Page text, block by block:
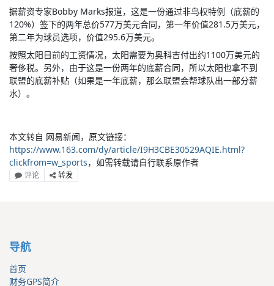
据薪资专家Bobby Marks报道，这是一份通过非鸟权特例（底薪的
120%）签下的两年总价577万美元合同，第一年价值281.5万美元，
第二年为球员选项，价值295.6万美元。
按照太阳目前的工资情况，太阳需要为奥科吉付出约1100万美元的
奢侈税。另外，由于这是一份两年的底薪合同，所以太阳也拿不到
联盟的底薪补贴（如果是一年底薪，那么联盟会帮球队出一部分薪
水）。
本文转自 网易新闻，原文链接：
https://www.163.com/dy/article/I9H3CBE30529AQIE.html?
clickfrom=w_sports，如需转载请自行联系原作者
评论 转发
导航
首页
财务GPS简介